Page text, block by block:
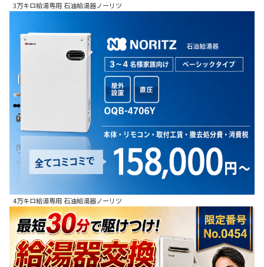
3万キロ給湯専用 石油給湯器ノーリツ
4万キロ給湯専用 石油給湯器ノーリツ